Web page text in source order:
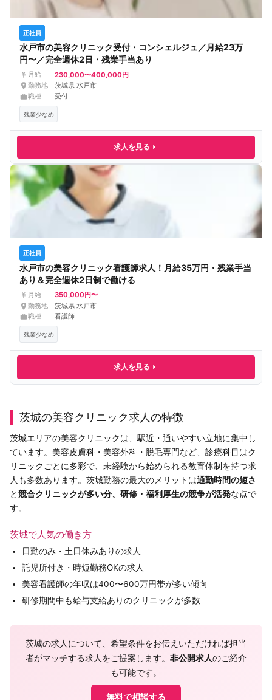
正社員
水戸市の美容クリニック受付・コンシェルジュ／月給23万
円〜／完全週休2日・残業手当あり
月給 230,000〜400,000円
勤務地
茨城県 水戸市
職種
受付
残業少なめ
求人を見る
正社員
水戸市の美容クリニック看護師求人！月給35万円・残業手当
あり＆完全週休2日制で働ける
月給 350,000円〜
勤務地
茨城県 水戸市
職種
看護師
残業少なめ
求人を見る
茨城の美容クリニック求人の特徴
茨城エリアの美容クリニックは、駅近・通いやすい立地に集中し
ています。美容皮膚科・美容外科・脱毛専門など、診療科目はク
リニックごとに多彩で、未経験から始められる教育体制を持つ求
人も多数あります。茨城勤務の最大のメリットは通勤時間の短さ
と競合クリニックが多い分、研修・福利厚生の競争が活発な点で
す。
茨城で人気の働き方
日勤のみ・土日休みありの求人
託児所付き・時短勤務OKの求人
美容看護師の年収は400〜600万円帯が多い傾向
研修期間中も給与支給ありのクリニックが多数
茨城の求人について、希望条件をお伝えいただければ担当
者がマッチする求人をご提案します。 非公開求人のご紹介
も可能です。
無料で相談する